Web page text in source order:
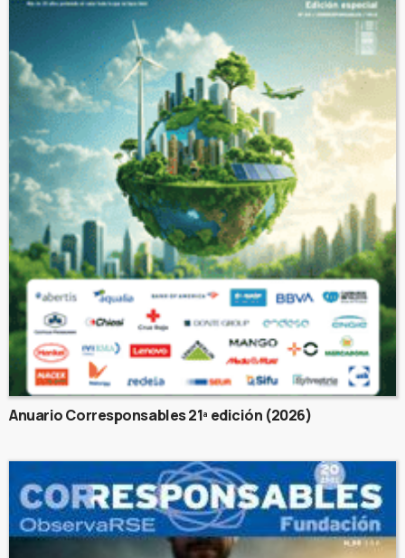
Anuario Corresponsables 21ª edición (2026)